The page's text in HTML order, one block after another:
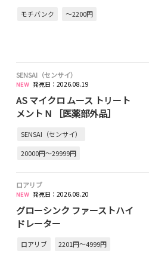
モチバンク ～2200円
SENSAI（センサイ）
発売日：2026.08.19
AS マイクロ ムース トリート
メント N ［医薬部外品］
SENSAI（センサイ）
20000円～29999円
ロアリブ
発売日：2026.08.20
グローシンク ファーストハイ
ドレーター
ロアリブ 2201円～4999円